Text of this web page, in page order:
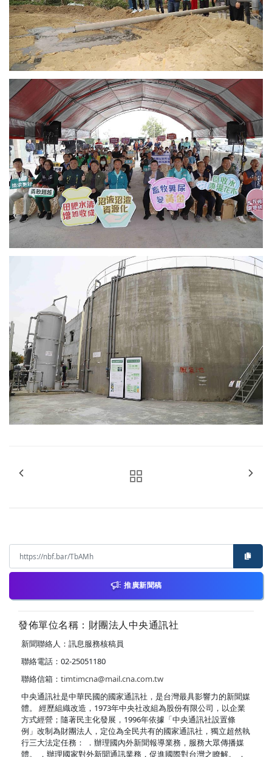
推廣新聞稿
發佈單位名稱：財團法人中央通訊社
新聞聯絡人：訊息服務核稿員
聯絡電話：02-25051180
聯絡信箱： timtimcna@mail.cna.com.tw
中央通訊社是中華民國的國家通訊社，是台灣最具影響力的新聞媒
體。 經歷組織改造，1973年中央社改組為股份有限公司，以企業
方式經營；隨著民主化發展，1996年依據「中央通訊社設置條
例」改制為財團法人，定位為全民共有的國家通訊社，獨立超然執
行三大法定任務： ．辦理國內外新聞報導業務，服務大眾傳播媒
體。 ．辦理國家對外新聞通訊業務，促進國際對台灣之瞭解。 ．